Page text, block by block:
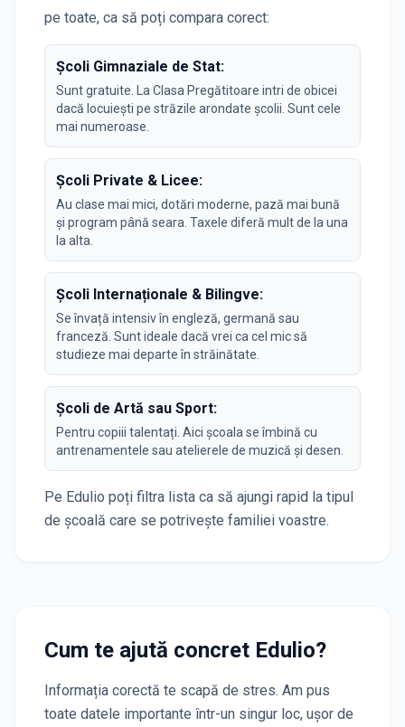
pe toate, ca să poți compara corect:
Școli Gimnaziale de Stat:
Sunt gratuite. La Clasa Pregătitoare intri de obicei
dacă locuiești pe străzile arondate școlii. Sunt cele
mai numeroase.
Școli Private & Licee:
Au clase mai mici, dotări moderne, pază mai bună
și program până seara. Taxele diferă mult de la una
la alta.
Școli Internaționale & Bilingve:
Se învață intensiv în engleză, germană sau
franceză. Sunt ideale dacă vrei ca cel mic să
studieze mai departe în străinătate.
Școli de Artă sau Sport:
Pentru copiii talentați. Aici școala se îmbină cu
antrenamentele sau atelierele de muzică și desen.
Pe Edulio poți filtra lista ca să ajungi rapid la tipul
de școală care se potrivește familiei voastre.
Cum te ajută concret Edulio?
Informația corectă te scapă de stres. Am pus
toate datele importante într-un singur loc, ușor de